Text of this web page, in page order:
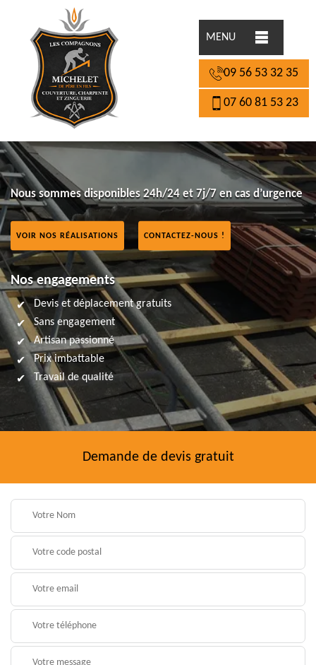
MENU
09 56 53 32 35
07 60 81 53 23
Nous sommes disponibles 24h/24 et 7j/7 en cas d’urgence
VOIR NOS RÉALISATIONS CONTACTEZ-NOUS !
Nos engagements
Devis et déplacement gratuits
Sans engagement
Artisan passionné
Prix imbattable
Travail de qualité
Demande de devis gratuit